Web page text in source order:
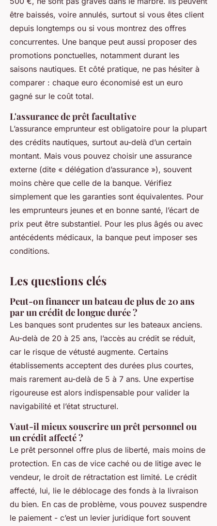
être baissés, voire annulés, surtout si vous êtes client
depuis longtemps ou si vous montrez des offres
concurrentes. Une banque peut aussi proposer des
promotions ponctuelles, notamment durant les
saisons nautiques. Et côté pratique, ne pas hésiter à
comparer : chaque euro économisé est un euro
gagné sur le coût total.
L'assurance de prêt facultative
L’assurance emprunteur est obligatoire pour la plupart
des crédits nautiques, surtout au-delà d’un certain
montant. Mais vous pouvez choisir une assurance
externe (dite « délégation d’assurance »), souvent
moins chère que celle de la banque. Vérifiez
simplement que les garanties sont équivalentes. Pour
les emprunteurs jeunes et en bonne santé, l’écart de
prix peut être substantiel. Pour les plus âgés ou avec
antécédents médicaux, la banque peut imposer ses
conditions.
Les questions clés
Peut-on financer un bateau de plus de 20 ans
par un crédit de longue durée ?
Les banques sont prudentes sur les bateaux anciens.
Au-delà de 20 à 25 ans, l’accès au crédit se réduit,
car le risque de vétusté augmente. Certains
établissements acceptent des durées plus courtes,
mais rarement au-delà de 5 à 7 ans. Une expertise
rigoureuse est alors indispensable pour valider la
navigabilité et l’état structurel.
Vaut-il mieux souscrire un prêt personnel ou
un crédit affecté ?
Le prêt personnel offre plus de liberté, mais moins de
protection. En cas de vice caché ou de litige avec le
vendeur, le droit de rétractation est limité. Le crédit
affecté, lui, lie le déblocage des fonds à la livraison
du bien. En cas de problème, vous pouvez suspendre
le paiement - c’est un levier juridique fort souvent